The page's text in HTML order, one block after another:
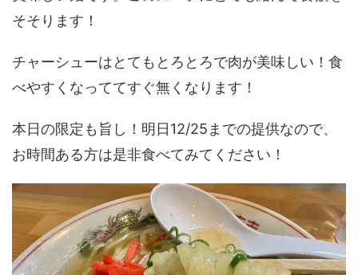
そそります！
チャーシューはとてもとろとろで肉が美味しい！食
べやすくなっててすぐ無くなります！
本日の限定も旨し！明日12/25までの提供なので、
お時間ある方は是非食べてみてください！